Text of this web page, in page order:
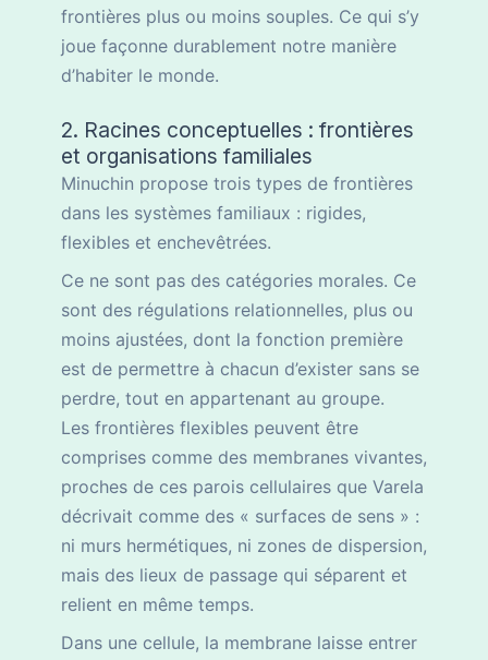
frontières plus ou moins souples. Ce qui s’y
joue façonne durablement notre manière
d’habiter le monde.
2. Racines conceptuelles : frontières
et organisations familiales
Minuchin propose trois types de frontières
dans les systèmes familiaux : rigides,
flexibles et enchevêtrées.
Ce ne sont pas des catégories morales. Ce
sont des régulations relationnelles, plus ou
moins ajustées, dont la fonction première
est de permettre à chacun d’exister sans se
perdre, tout en appartenant au groupe.
Les frontières flexibles peuvent être
comprises comme des membranes vivantes,
proches de ces parois cellulaires que Varela
décrivait comme des « surfaces de sens » :
ni murs hermétiques, ni zones de dispersion,
mais des lieux de passage qui séparent et
relient en même temps.
Dans une cellule, la membrane laisse entrer